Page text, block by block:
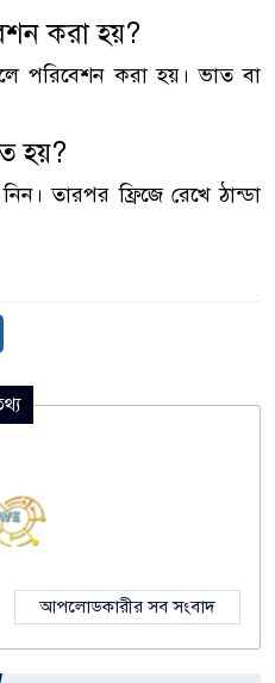
করা হয়?
পরিবেশন করা হয়। ভাত বা
হয়?
তারপর ফ্রিজে রেখে ঠান্ডা
আপলোডকারীর সব সংবাদ